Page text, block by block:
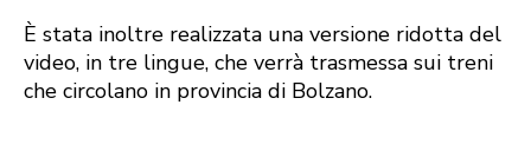
È stata inoltre realizzata una versione ridotta del
video, in tre lingue, che verrà trasmessa sui treni
che circolano in provincia di Bolzano.